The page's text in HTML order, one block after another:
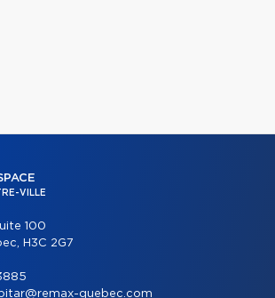
VILLE
100
H3C 2G7
quebec.com